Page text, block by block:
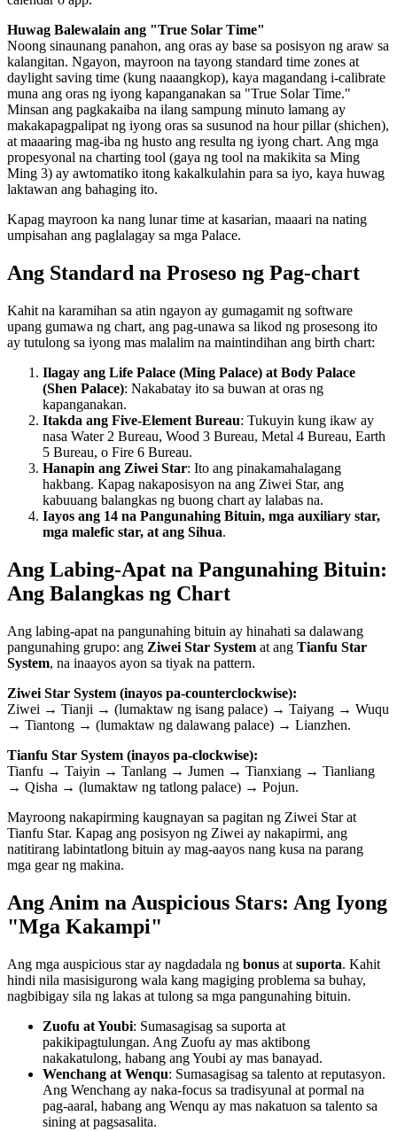
Huwag Balewalain ang "True Solar Time"
Noong sinaunang panahon, ang oras ay base sa posisyon ng araw sa
kalangitan. Ngayon, mayroon na tayong standard time zones at
daylight saving time (kung naaangkop), kaya magandang i-calibrate
muna ang oras ng iyong kapanganakan sa "True Solar Time."
Minsan ang pagkakaiba na ilang sampung minuto lamang ay
makakapagpalipat ng iyong oras sa susunod na hour pillar (shichen),
at maaaring mag-iba ng husto ang resulta ng iyong chart. Ang mga
propesyonal na charting tool (gaya ng tool na makikita sa Ming
Ming 3) ay awtomatiko itong kakalkulahin para sa iyo, kaya huwag
laktawan ang bahaging ito.
Kapag mayroon ka nang lunar time at kasarian, maaari na nating
umpisahan ang paglalagay sa mga Palace.
Ang Standard na Proseso ng Pag-chart
Kahit na karamihan sa atin ngayon ay gumagamit ng software
upang gumawa ng chart, ang pag-unawa sa likod ng prosesong ito
ay tutulong sa iyong mas malalim na maintindihan ang birth chart:
Ilagay ang Life Palace (Ming Palace) at Body Palace
(Shen Palace): Nakabatay ito sa buwan at oras ng
kapanganakan.
Itakda ang Five-Element Bureau: Tukuyin kung ikaw ay
nasa Water 2 Bureau, Wood 3 Bureau, Metal 4 Bureau, Earth
5 Bureau, o Fire 6 Bureau.
Hanapin ang Ziwei Star: Ito ang pinakamahalagang
hakbang. Kapag nakaposisyon na ang Ziwei Star, ang
kabuuang balangkas ng buong chart ay lalabas na.
Iayos ang 14 na Pangunahing Bituin, mga auxiliary star,
mga malefic star, at ang Sihua.
Ang Labing-Apat na Pangunahing Bituin:
Ang Balangkas ng Chart
Ang labing-apat na pangunahing bituin ay hinahati sa dalawang
pangunahing grupo: ang Ziwei Star System at ang Tianfu Star
System, na inaayos ayon sa tiyak na pattern.
Ziwei Star System (inayos pa-counterclockwise):
Ziwei → Tianji → (lumaktaw ng isang palace) → Taiyang → Wuqu
→ Tiantong → (lumaktaw ng dalawang palace) → Lianzhen.
Tianfu Star System (inayos pa-clockwise):
Tianfu → Taiyin → Tanlang → Jumen → Tianxiang → Tianliang
→ Qisha → (lumaktaw ng tatlong palace) → Pojun.
Mayroong nakapirming kaugnayan sa pagitan ng Ziwei Star at
Tianfu Star. Kapag ang posisyon ng Ziwei ay nakapirmi, ang
natitirang labintatlong bituin ay mag-aayos nang kusa na parang
mga gear ng makina.
Ang Anim na Auspicious Stars: Ang Iyong
"Mga Kakampi"
Ang mga auspicious star ay nagdadala ng bonus at suporta. Kahit
hindi nila masisigurong wala kang magiging problema sa buhay,
nagbibigay sila ng lakas at tulong sa mga pangunahing bituin.
Zuofu at Youbi: Sumasagisag sa suporta at
pakikipagtulungan. Ang Zuofu ay mas aktibong
nakakatulong, habang ang Youbi ay mas banayad.
Wenchang at Wenqu: Sumasagisag sa talento at reputasyon.
Ang Wenchang ay naka-focus sa tradisyunal at pormal na
pag-aaral, habang ang Wenqu ay mas nakatuon sa talento sa
sining at pagsasalita.